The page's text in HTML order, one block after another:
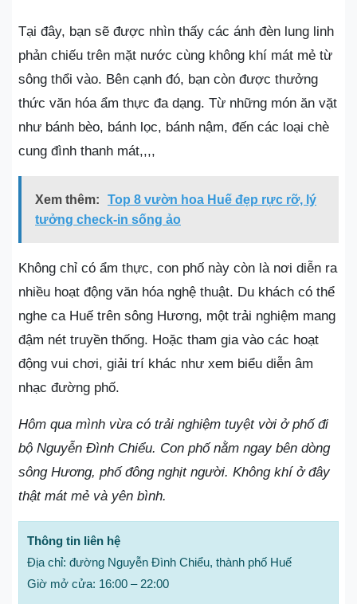
Tại đây, bạn sẽ được nhìn thấy các ánh đèn lung linh
phản chiếu trên mặt nước cùng không khí mát mẻ từ
sông thổi vào. Bên cạnh đó, bạn còn được thưởng
thức văn hóa ẩm thực đa dạng. Từ những món ăn vặt
như bánh bèo, bánh lọc, bánh nậm, đến các loại chè
cung đình thanh mát,,,,
Xem thêm:
Top 8 vườn hoa Huế đẹp rực rỡ, lý
tưởng check-in sống ảo
Không chỉ có ẩm thực, con phố này còn là nơi diễn ra
nhiều hoạt động văn hóa nghệ thuật. Du khách có thể
nghe ca Huế trên sông Hương, một trải nghiệm mang
đậm nét truyền thống. Hoặc tham gia vào các hoạt
động vui chơi, giải trí khác như xem biểu diễn âm
nhạc đường phố​.
Hôm qua mình vừa có trải nghiệm tuyệt vời ở phố đi
bộ Nguyễn Đình Chiểu. Con phố nằm ngay bên dòng
sông Hương, phố đông nghịt người. Không khí ở đây
thật mát mẻ và yên bình.
Thông tin liên hệ
Địa chỉ: đường Nguyễn Đình Chiểu, thành phố Huế
Giờ mở cửa: 16:00 – 22:00